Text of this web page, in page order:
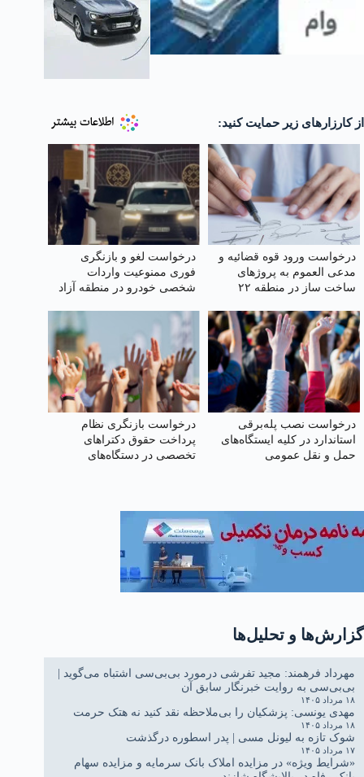
از کارزارهای زیر حمایت کنید:
درخواست ورود قوه قضائیه و
مدعی العموم به پروژهای
ساخت ساز در منطقه ۲۲
درخواست لغو و بازنگری
فوری ممنوعیت واردات
شخصی خودرو در منطقه آزاد
درخواست نصب پله‌برقی
استاندارد در کلیه ایستگاه‌های
حمل‌ و نقل عمومی
درخواست بازنگری نظام
پرداخت حقوق دکتراهای
تخصصی در دستگاه‌های
گزارش‌ها و تحلیل‌ها
مهرداد فرهمند: مجید تفرشی درمورد بی‌بی‌سی اشتباه می‌گوید |
بی‌بی‌سی به روایت خبرنگار سابق آن
۱۸ مرداد ۱۴۰۵
مهدی یونسی: پزشکیان را بی‌ملاحظه نقد کنید نه هتک حرمت
۱۸ مرداد ۱۴۰۵
شوک تازه به لیونل مسی | پدر اسطوره درگذشت
۱۷ مرداد ۱۴۰۵
«شرایط ویژه» در مزایده املاک بانک سرمایه و مزایده سهام